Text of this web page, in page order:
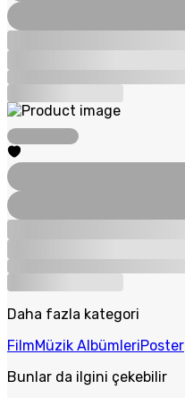
Daha fazla kategori
FilmMüzik AlbümleriPoster
Bunlar da ilgini çekebilir